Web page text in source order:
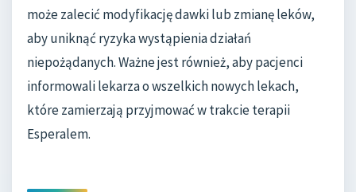
może zalecić modyfikację dawki lub zmianę leków,
aby uniknąć ryzyka wystąpienia działań
niepożądanych. Ważne jest również, aby pacjenci
informowali lekarza o wszelkich nowych lekach,
które zamierzają przyjmować w trakcie terapii
Esperalem.